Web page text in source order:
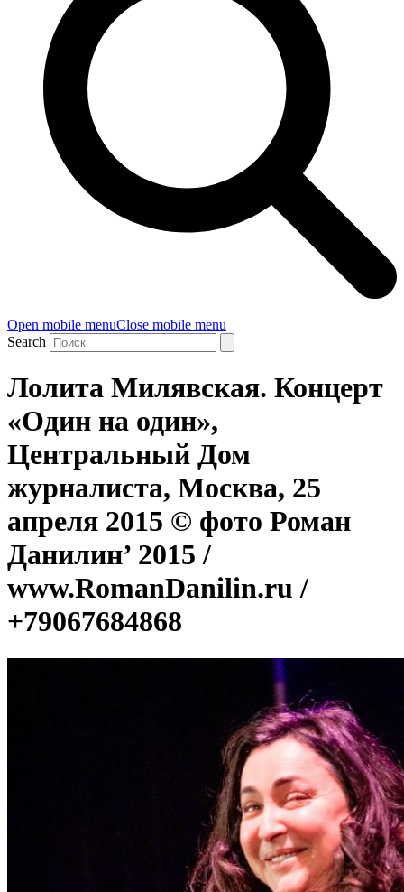
Open mobile menuClose mobile menu
Search
Лолита Милявская. Концерт
«Один на один»,
Центральный Дом
журналиста, Москва, 25
апреля 2015 © фото Роман
Данилин’ 2015 /
www.RomanDanilin.ru /
+79067684868